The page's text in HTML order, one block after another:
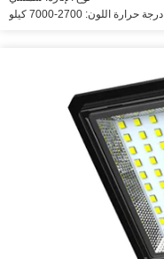
درجة حرارة اللون: 2700-7000 كيلو